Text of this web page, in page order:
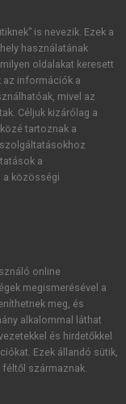
is nevezik. Ezek a
használatának
oldalakat keresett
az információk a
mivel az
Céljuk kizárólag a
tartoznak a
a
a közösségi
online
megismerésével a
meg, és
alkalommal láthat
és hirdetőkkel
Ezek állandó sütik,
féltől származnak.